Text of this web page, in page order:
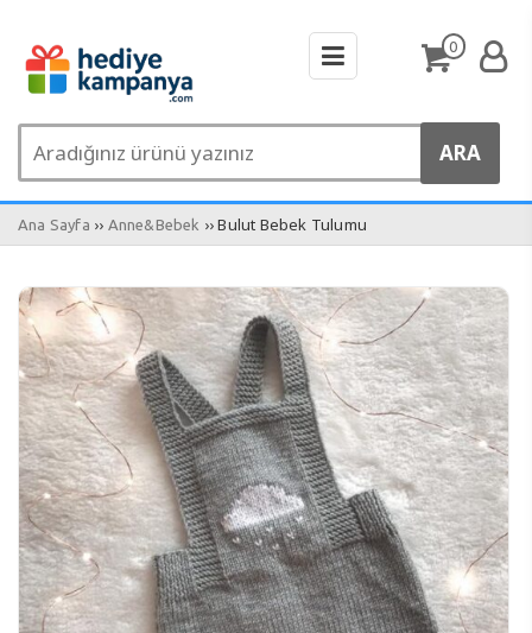
0
Ana Sayfa ›› Anne&Bebek ›› Bulut Bebek Tulumu